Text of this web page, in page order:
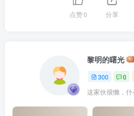
点赞0 分享
黎明的曙光
300 0
这家伙很懒，